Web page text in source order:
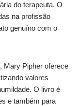
do terapeuta. O
na profissão
genuíno com o
Mary Pipher oferece
valores
O livro é
e também para